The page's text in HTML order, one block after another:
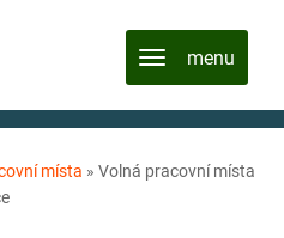
místa » Volná pracovní místa